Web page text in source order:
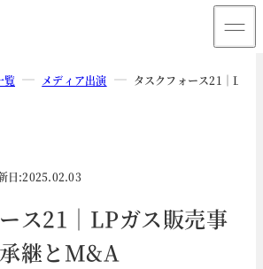
覧 メディア出演 タスクフォース21｜LP
日:2025.02.03
ス21｜LPガス販売事
継とM&A